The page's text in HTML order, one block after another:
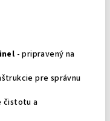
- pripravený na
pre správnu
čistotu a